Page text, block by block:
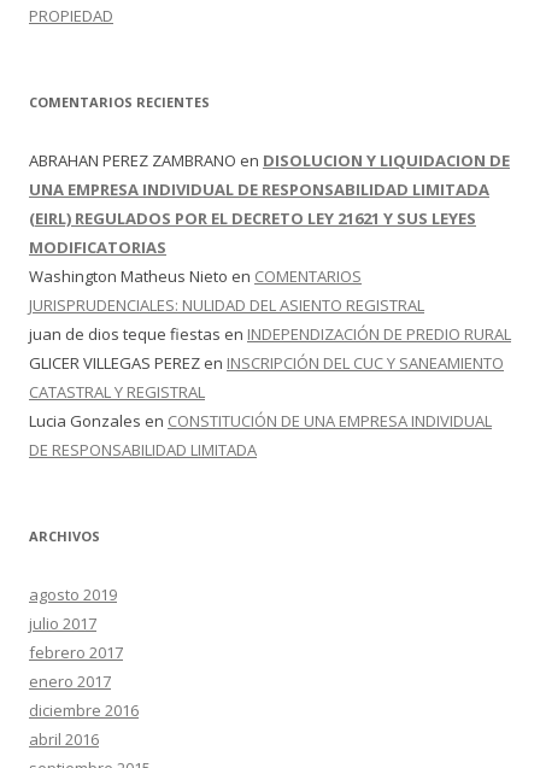
PROPIEDAD
COMENTARIOS RECIENTES
ABRAHAN PEREZ ZAMBRANO en DISOLUCION Y LIQUIDACION DE
UNA EMPRESA INDIVIDUAL DE RESPONSABILIDAD LIMITADA
(EIRL) REGULADOS POR EL DECRETO LEY 21621 Y SUS LEYES
MODIFICATORIAS
Washington Matheus Nieto en COMENTARIOS
JURISPRUDENCIALES: NULIDAD DEL ASIENTO REGISTRAL
juan de dios teque fiestas en INDEPENDIZACIÓN DE PREDIO RURAL
GLICER VILLEGAS PEREZ en INSCRIPCIÓN DEL CUC Y SANEAMIENTO
CATASTRAL Y REGISTRAL
Lucia Gonzales en CONSTITUCIÓN DE UNA EMPRESA INDIVIDUAL
DE RESPONSABILIDAD LIMITADA
ARCHIVOS
agosto 2019
julio 2017
febrero 2017
enero 2017
diciembre 2016
abril 2016